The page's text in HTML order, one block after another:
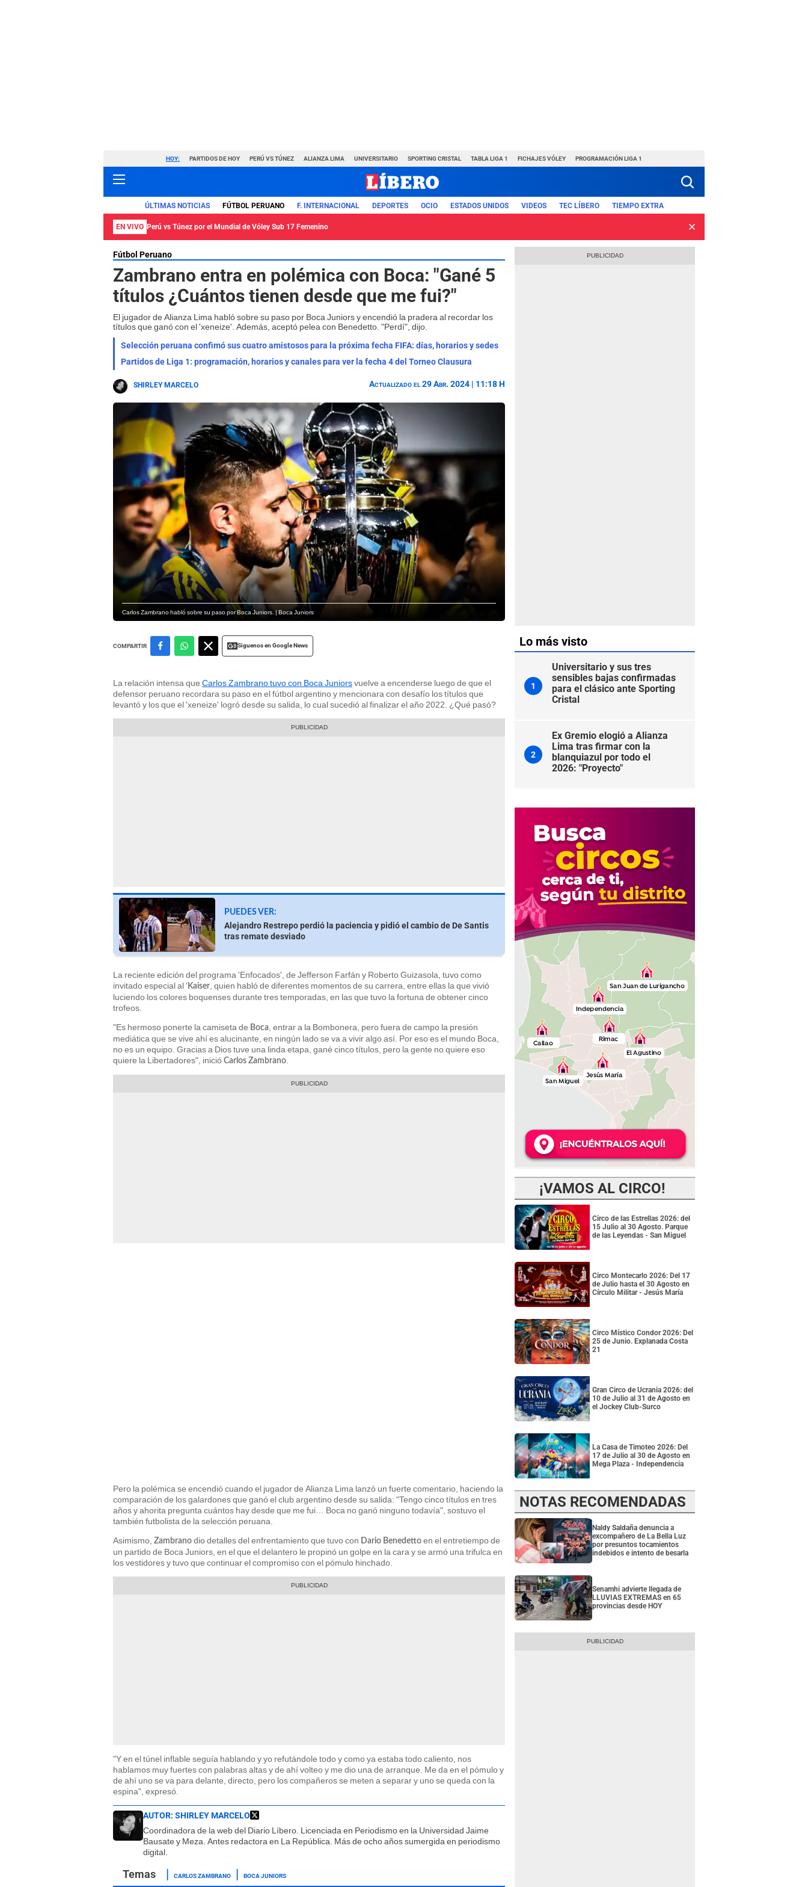
HOY: PARTIDOS DE HOY PERÚ VS TÚNEZ ALIANZA LIMA UNIVERSITARIO SPORTING CRISTAL TABLA LIGA 1 FICHAJES VÓLEY PROGRAMACIÓN LIGA 1
ÚLTIMAS NOTICIAS FÚTBOL PERUANO F. INTERNACIONAL DEPORTES OCIO ESTADOS UNIDOS VIDEOS TEC LÍBERO TIEMPO EXTRA
EN VIVO Perú vs Túnez por el Mundial de Vóley Sub 17 Femenino
Fútbol Peruano
Zambrano entra en polémica con Boca: "Gané 5
títulos ¿Cuántos tienen desde que me fui?"
El jugador de Alianza Lima habló sobre su paso por Boca Juniors y encendió la pradera al recordar los
títulos que ganó con el 'xeneize'. Además, aceptó pelea con Benedetto. "Perdí", dijo.
Selección peruana confimó sus cuatro amistosos para la próxima fecha FIFA: días, horarios y sedes
Partidos de Liga 1: programación, horarios y canales para ver la fecha 4 del Torneo Clausura
SHIRLEY MARCELO Actualizado el 29 Abr. 2024 | 11:18 H
Carlos Zambrano habló sobre su paso por Boca Juniors. | Boca Juniors
COMPARTIR Siguenos en Google News
La relación intensa que Carlos Zambrano tuvo con Boca Juniorsvuelve a encenderse luego de que el
defensor peruano recordara su paso en el fútbol argentino y mencionara con desafío los títulos que
levantó y los que el 'xeneize' logró desde su salida, lo cual sucedió al finalizar el año 2022. ¿Qué pasó?
PUEDES VER:
Alejandro Restrepo perdió la paciencia y pidió el cambio de De Santis
tras remate desviado
La reciente edición del programa 'Enfocados', de Jefferson Farfán y Roberto Guizasola, tuvo como
invitado especial al ' Kaiser , quien habló de diferentes momentos de su carrera, entre ellas la que vivió
luciendo los colores boquenses durante tres temporadas, en las que tuvo la fortuna de obtener cinco
trofeos.
"Es hermoso ponerte la camiseta de Boca , entrar a la Bombonera, pero fuera de campo la presión
mediática que se vive ahí es alucinante, en ningún lado se va a vivir algo así. Por eso es el mundo Boca,
no es un equipo. Gracias a Dios tuve una linda etapa, gané cinco títulos, pero la gente no quiere eso
quiere la Libertadores", inició Carlos Zambrano
Pero la polémica se encendió cuando el jugador de Alianza Lima lanzó un fuerte comentario, haciendo la
comparación de los galardones que ganó el club argentino desde su salida: "Tengo cinco títulos en tres
años y ahorita pregunta cuántos hay desde que me fui… Boca no ganó ninguno todavía", sostuvo el
también futbolista de la selección peruana.
Asimismo, Zambrano dio detalles del enfrentamiento que tuvo con Dario Benedetto en el entretiempo de
un partido de Boca Juniors, en el que el delantero le propinó un golpe en la cara y se armó una trifulca en
los vestidores y tuvo que continuar el compromiso con el pómulo hinchado.
"Y en el túnel inflable seguía hablando y yo refutándole todo y como ya estaba todo caliento, nos
hablamos muy fuertes con palabras altas y de ahí volteo y me dio una de arranque. Me da en el pómulo y
de ahí uno se va para delante, directo, pero los compañeros se meten a separar y uno se queda con la
espina", expresó.
AUTOR: SHIRLEY MARCELO
Coordinadora de la web del Diario Líbero. Licenciada en Periodismo en la Universidad Jaime
Bausate y Meza. Antes redactora en La República. Más de ocho años sumergida en periodismo
digital.
CARLOS ZAMBRANO BOCA JUNIORS
Lo más visto
1
Universitario y sus tres
sensibles bajas confirmadas
para el clásico ante Sporting
Cristal
2
Ex Gremio elogió a Alianza
Lima tras firmar con la
blanquiazul por todo el
2026: "Proyecto"
¡VAMOS AL CIRCO!
Circo de las Estrellas 2026: del
15 Julio al 30 Agosto. Parque
de las Leyendas - San Miguel
Circo Montecarlo 2026: Del 17
de Julio hasta el 30 Agosto en
Círculo Militar - Jesús María
Circo Místico Condor 2026: Del
25 de Junio. Explanada Costa
21
Gran Circo de Ucrania 2026: del
10 de Julio al 31 de Agosto en
el Jockey Club-Surco
La Casa de Timoteo 2026: Del
17 de Julio al 30 de Agosto en
Mega Plaza - Independencia
NOTAS RECOMENDADAS
Naldy Saldaña denuncia a
excompañero de La Bella Luz
por presuntos tocamientos
indebidos e intento de besarla
Senamhi advierte llegada de
LLUVIAS EXTREMAS en 65
provincias desde HOY